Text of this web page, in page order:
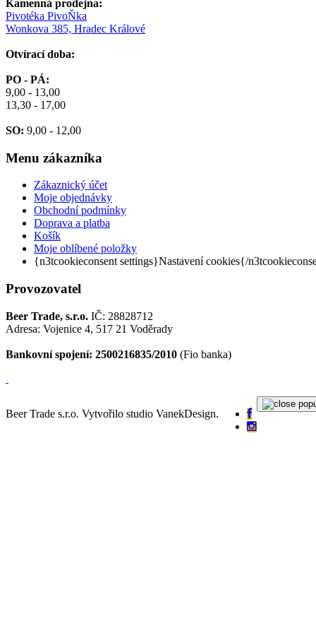
Kamenná prodejna:
Pivotéka PivoŇka
Wonkova 385, Hradec Králové
Otvírací doba:
PO - PÁ:
9,00 - 13,00
13,30 - 17,00
SO: 9,00 - 12,00
Menu zákazníka
Zákaznický účet
Moje objednávky
Obchodní podmínky
Doprava a platba
Košík
Moje oblíbené položky
{n3tcookieconsent settings}Nastavení cookies{/
Provozovatel
Beer Trade, s.r.o. IČ: 28828712
Adresa: Vojenice 4, 517 21 Voděrady
Bankovní spojení: 2500216835/2010 (Fio banka)
Beer Trade s.r.o. Vytvořilo studio VanekDesign.